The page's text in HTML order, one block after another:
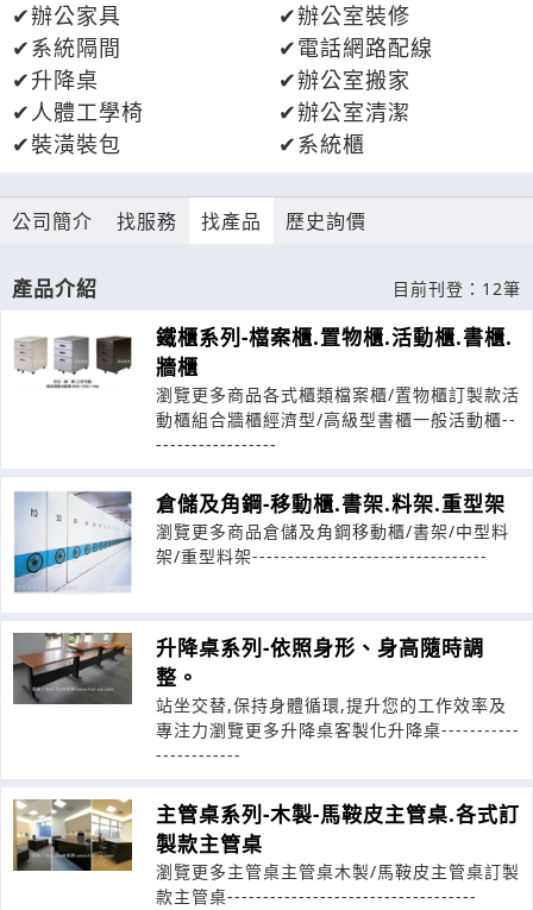
辦公家具
辦公室裝修
系統隔間
電話網路配線
升降桌
辦公室搬家
人體工學椅
辦公室清潔
裝潢裝包
系統櫃
公司簡介 找服務 找產品 歷史詢價
產品介紹 目前刊登：12筆
鐵櫃系列-檔案櫃.置物櫃.活動櫃.書櫃.
牆櫃
瀏覽更多商品各式櫃類檔案櫃/置物櫃訂製款活
動櫃組合牆櫃經濟型/高級型書櫃一般活動櫃--
-----------------
倉儲及角鋼-移動櫃.書架.料架.重型架
瀏覽更多商品倉儲及角鋼移動櫃/書架/中型料
架/重型料架---------------------------------
升降桌系列-依照身形、身高隨時調
整。
站坐交替,保持身體循環,提升您的工作效率及
專注力瀏覽更多升降桌客製化升降桌-----------
------------
主管桌系列-木製-馬鞍皮主管桌.各式訂
製款主管桌
瀏覽更多主管桌主管桌木製/馬鞍皮主管桌訂製
款主管桌-----------------------------------